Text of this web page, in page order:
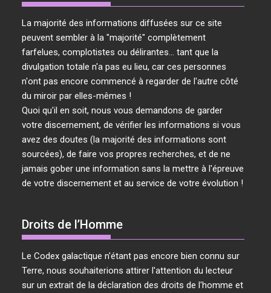
La majorité des informations diffusées sur ce site
peuvent sembler à la "majorité" complètement
farfelues, complotistes ou délirantes... tant que la
divulgation totale n'a pas eu lieu, car ces personnes
n'ont pas encore commencé à regarder de l'autre côté
du miroir par elles-mêmes !
Quoi qu'il en soit, nous vous demandons de garder
votre discernement, de vérifier les informations si vous
avez des doutes (la majorité des informations sont
sourcées), de faire vos propres recherches, et de ne
jamais gober une information sans la mettre à l'épreuve
de votre discernement et au service de votre évolution !
Droits de l’Homme
Le Codex galactique n'étant pas encore bien connu sur
Terre, nous souhaiterions attirer l'attention du lecteur
sur un extrait de la déclaration des droits de l'homme et